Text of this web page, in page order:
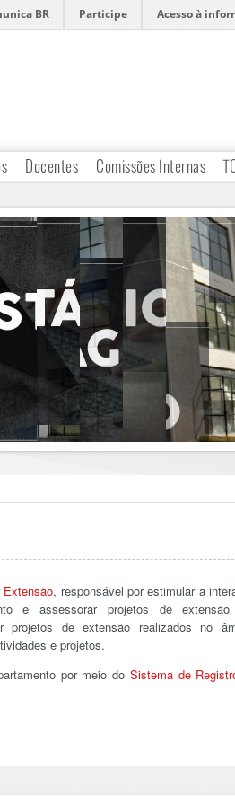
BR Participe Acesso à
Docentes Comissões Internas
, responsável por estimular a
e assessorar projetos de
projetos de extensão realizados no
e projetos.
por meio do Sistema de